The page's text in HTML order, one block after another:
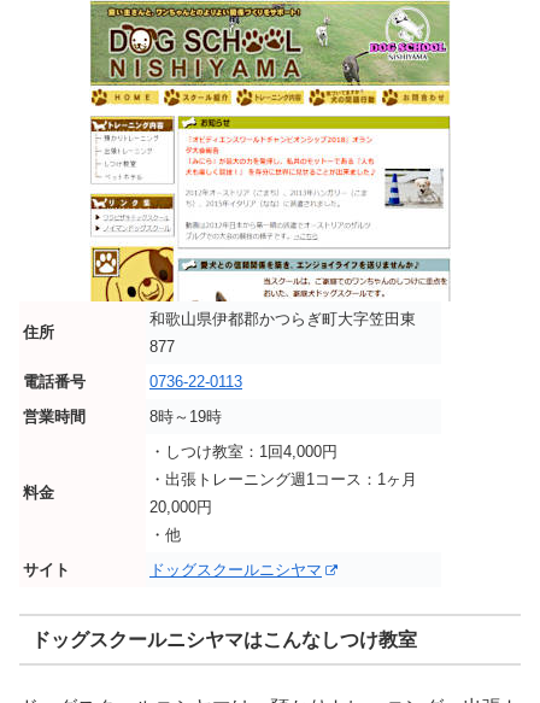
住所
和歌山県伊都郡かつらぎ町大字笠田東
877
電話番号
0736-22-0113
営業時間
8時～19時
料金
・しつけ教室：1回4,000円
・出張トレーニング週1コース：1ヶ月
20,000円
・他
サイト
ドッグスクールニシヤマ
ドッグスクールニシヤマはこんなしつけ教室